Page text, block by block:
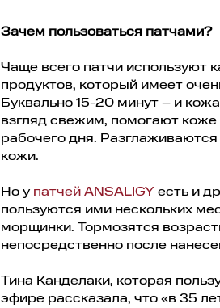
Зачем пользоваться патчами?
Чаще всего патчи используют
продуктов, который имеет
Буквально 15-20 минут – и
взгляд свежим, помогают коже
рабочего дня.
кожи.
Но у патчей ANSALIGY есть и
пользуются ими нескольких
морщинки. Тормозятся
непосредственно после
Тина Канделаки, которая
эфире рассказала, что «в 35